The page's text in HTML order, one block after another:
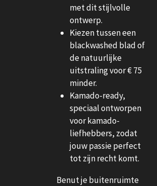
met dit stijlvolle
ontwerp.
Kiezen tussen een
blackwashed blad of
de natuurlijke
uitstraling voor € 75
minder.
Kamado-ready,
speciaal ontworpen
voor kamado-
liefhebbers, zodat
jouw passie perfect
tot zijn recht komt.
Benut je buitenruimte